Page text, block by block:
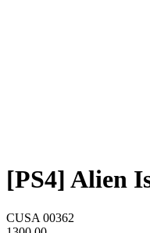
[PS4] Alien
CUSA 00362